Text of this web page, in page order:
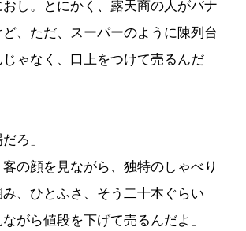
おし。とにかく、露天商の人がバナ
、ただ、スーパーのように陳列台
ゃなく、口上をつけて売るんだ
ろ」
客の顔を見ながら、独特のしゃべり
、ひとふさ、そう二十本ぐらい
がら値段を下げて売るんだよ」